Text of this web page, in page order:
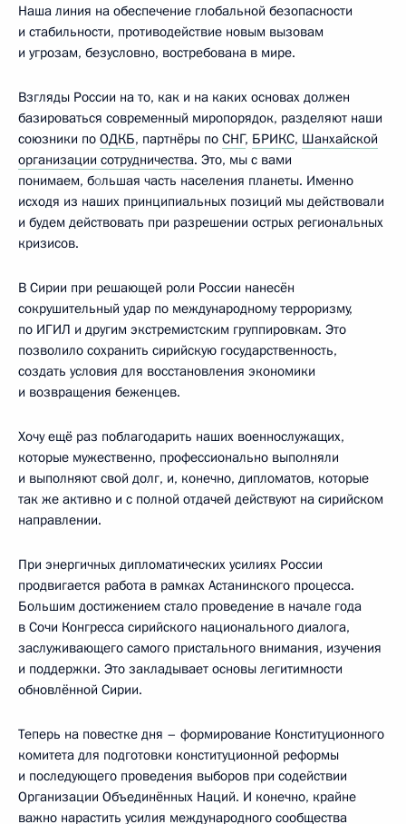
Наша линия на обеспечение глобальной безопасности
и стабильности, противодействие новым вызовам
и угрозам, безусловно, востребована в мире.
Взгляды России на то, как и на каких основах должен
базироваться современный миропорядок, разделяют наши
союзники по ОДКБ, партнёры по СНГ, БРИКС, Шанхайской
организации сотрудничества. Это, мы с вами
понимаем, большая часть населения планеты. Именно
исходя из наших принципиальных позиций мы действовали
и будем действовать при разрешении острых региональных
кризисов.
В Сирии при решающей роли России нанесён
сокрушительный удар по международному терроризму,
по ИГИЛ и другим экстремистским группировкам. Это
позволило сохранить сирийскую государственность,
создать условия для восстановления экономики
и возвращения беженцев.
Хочу ещё раз поблагодарить наших военнослужащих,
которые мужественно, профессионально выполняли
и выполняют свой долг, и, конечно, дипломатов, которые
так же активно и с полной отдачей действуют на сирийском
направлении.
При энергичных дипломатических усилиях России
продвигается работа в рамках Астанинского процесса.
Большим достижением стало проведение в начале года
в Сочи Конгресса сирийского национального диалога,
заслуживающего самого пристального внимания, изучения
и поддержки. Это закладывает основы легитимности
обновлённой Сирии.
Теперь на повестке дня – формирование Конституционного
комитета для подготовки конституционной реформы
и последующего проведения выборов при содействии
Организации Объединённых Наций. И конечно, крайне
важно нарастить усилия международного сообщества